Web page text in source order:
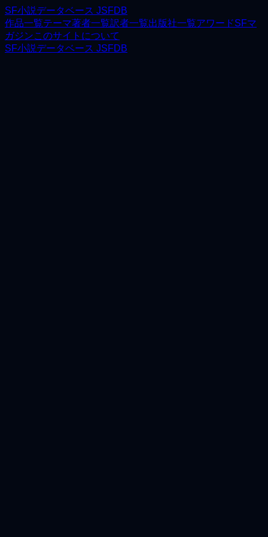
SF小説データベース JSFDB
作品一覧テーマ著者一覧訳者一覧出版社一覧アワードSFマ
ガジンこのサイトについて
SF小説データベース JSFDB